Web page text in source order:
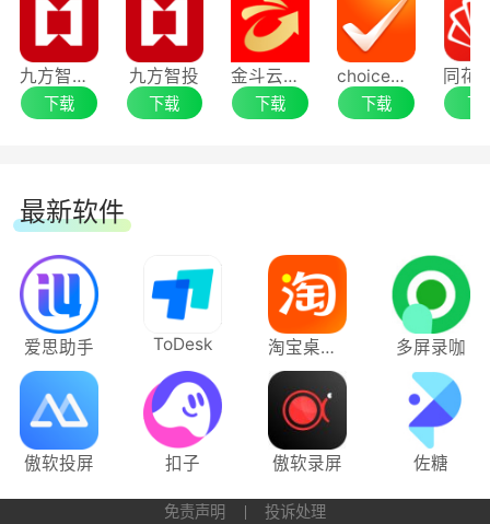
九方智投客户端
下载
九方智投
下载
金斗云智投
下载
choice金融终端
下载 下
最新软件
爱思助手 ToDesk 淘宝桌面版 多屏录咖
傲软投屏 扣子 傲软录屏 佐糖
免责声明 投诉处理